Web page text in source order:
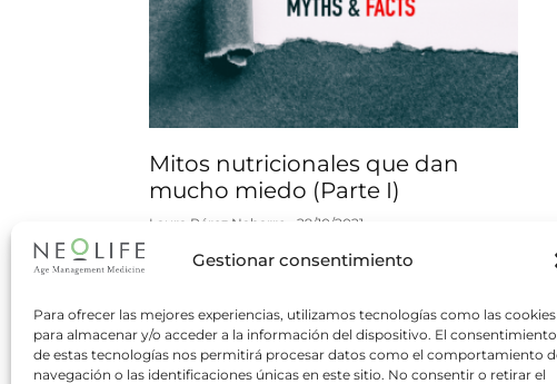
Gestionar consentimiento
Para ofrecer las mejores experiencias, utilizamos tecnologías como las cookies
para almacenar y/o acceder a la información del dispositivo. El consentimiento
de estas tecnologías nos permitirá procesar datos como el comportamiento
navegación o las identificaciones únicas en este sitio. No consentir o retirar el
Mitos nutricionales que dan
mucho miedo (Parte I)
Laura Pérez Naharro 29/10/2021
Realizar un número determinado de
cardiosaludable?; ¿la cerveza hidrata?; los
carbohidratos; el agua en las comidas; ¿es
Read more